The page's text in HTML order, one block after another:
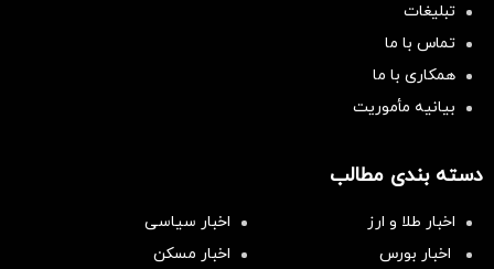
تبلیغات
تماس با ما
همکاری با ما
بیانیه مأموریت
دسته بندی مطالب
اخبار طلا و ارز
اخبار سیاسی
اخبار بورس
اخبار مسکن